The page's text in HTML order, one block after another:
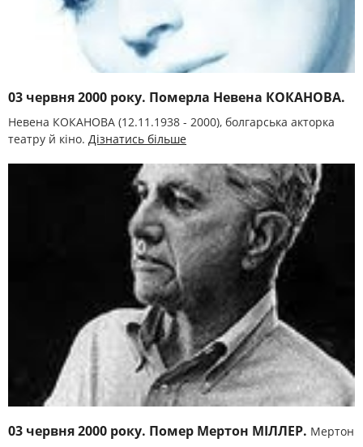
03 червня 2000 року. Померла Невена КОКАНОВА.
Невена КОКАНОВА (12.11.1938 - 2000), болгарська акторка
театру й кіно. Дізнатись більше
03 червня 2000 року. Помер Мертон МІЛЛЕР. Мертон